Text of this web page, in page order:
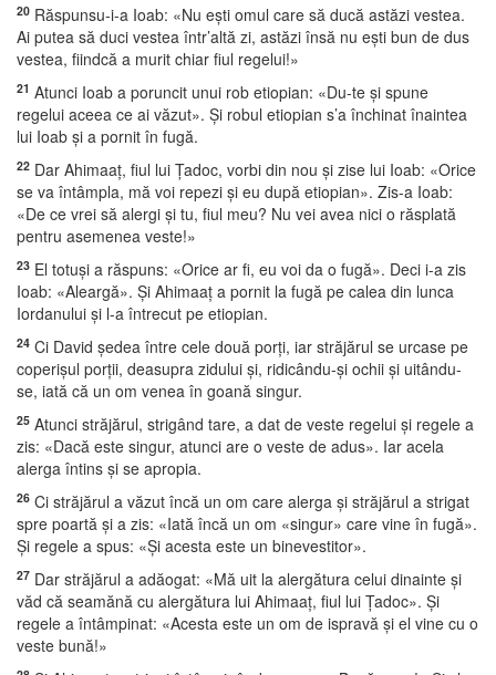
20 Răspunsu-i-a Ioab: «Nu eşti omul care să ducă astăzi vestea.
Ai putea să duci vestea într’altă zi, astăzi însă nu eşti bun de dus
vestea, fiindcă a murit chiar fiul regelui!»
21 Atunci Ioab a poruncit unui rob etiopian: «Du-te şi spune
regelui aceea ce ai văzut». Şi robul etiopian s’a închinat înaintea
lui Ioab şi a pornit în fugă.
22 Dar Ahimaaţ, fiul lui Ţadoc, vorbi din nou şi zise lui Ioab: «Orice
se va întâmpla, mă voi repezi şi eu după etiopian». Zis-a Ioab:
«De ce vrei să alergi şi tu, fiul meu? Nu vei avea nici o răsplată
pentru asemenea veste!»
23 El totuşi a răspuns: «Orice ar fi, eu voi da o fugă». Deci i-a zis
Ioab: «Aleargă». Şi Ahimaaţ a pornit la fugă pe calea din lunca
Iordanului şi l-a întrecut pe etiopian.
24 Ci David şedea între cele două porţi, iar străjărul se urcase pe
coperişul porţii, deasupra zidului şi, ridicându-şi ochii şi uitându-
se, iată că un om venea în goană singur.
25 Atunci străjărul, strigând tare, a dat de veste regelui şi regele a
zis: «Dacă este singur, atunci are o veste de adus». Iar acela
alerga întins şi se apropia.
26 Ci străjărul a văzut încă un om care alerga şi străjărul a strigat
spre poartă şi a zis: «Iată încă un om «singur» care vine în fugă».
Şi regele a spus: «Şi acesta este un binevestitor».
27 Dar străjărul a adăogat: «Mă uit la alergătura celui dinainte şi
văd că seamănă cu alergătura lui Ahimaaţ, fiul lui Ţadoc». Şi
regele a întâmpinat: «Acesta este un om de ispravă şi el vine cu o
veste bună!»